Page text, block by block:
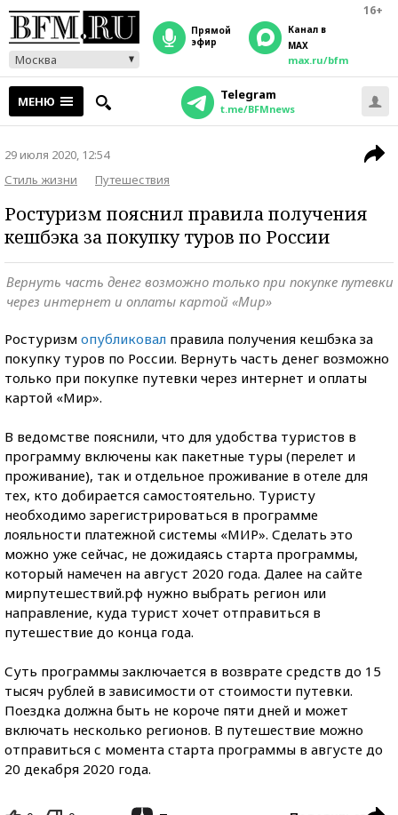
16+
Москва
прямой
эфир
Канал в
MAX
max.ru/bfm
МЕНЮ Telegram
t.me/BFMnews
29 июля 2020, 12:54
Стиль жизни
Путешествия
Ростуризм пояснил правила получения
кешбэка за покупку туров по России
Вернуть часть денег возможно только при покупке путевки
через интернет и оплаты картой «Мир»
Ростуризм опубликовал правила получения кешбэка за
покупку туров по России. Вернуть часть денег возможно
только при покупке путевки через интернет и оплаты
картой «Мир».
В ведомстве пояснили, что для удобства туристов в
программу включены как пакетные туры (перелет и
проживание), так и отдельное проживание в отеле для
тех, кто добирается самостоятельно. Туристу
необходимо зарегистрироваться в программе
лояльности платежной системы «МИР». Сделать это
можно уже сейчас, не дожидаясь старта программы,
который намечен на август 2020 года. Далее на сайте
мирпутешествий.рф нужно выбрать регион или
направление, куда турист хочет отправиться в
путешествие до конца года.
Суть программы заключается в возврате средств до 15
тысяч рублей в зависимости от стоимости путевки.
Поездка должна быть не короче пяти дней и может
включать несколько регионов. В путешествие можно
отправиться с момента старта программы в августе до
20 декабря 2020 года.